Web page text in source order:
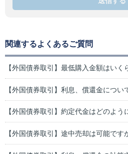
関連するよくあるご質問
【外国債券取引】最低購入金額はいく
【外国債券取引】利息、償還金につい
【外国債券取引】約定代金はどのよう
【外国債券取引】途中売却は可能です